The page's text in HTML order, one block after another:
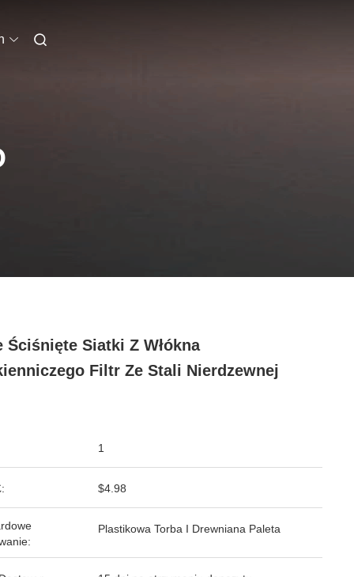
Ściśnięte Siatki Z Włókna
Filtr Ze Stali Nierdzewnej
1
$4.98
Plastikowa Torba I Drewniana Paleta